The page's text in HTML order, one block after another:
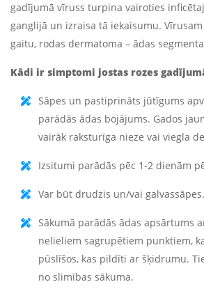
gadījumā vīruss turpina vairoties
ganglijā un izraisa tā iekaisumu.
gaitu, rodas dermatoma – ādas
Kādi ir simptomi jostas rozes
Sāpes un pastiprināts jūtīgums
parādās ādas bojājums. Gados
vairāk raksturīga nieze vai viegla
Izsitumi parādās pēc 1-2 dienām
Var būt drudzis un/vai galvassāpes.
Sākumā parādās ādas apsārtums
nelieliem sagrupētiem punktiem,
pūslīšos, kas pildīti ar šķidrumu.
no slimības sākuma.